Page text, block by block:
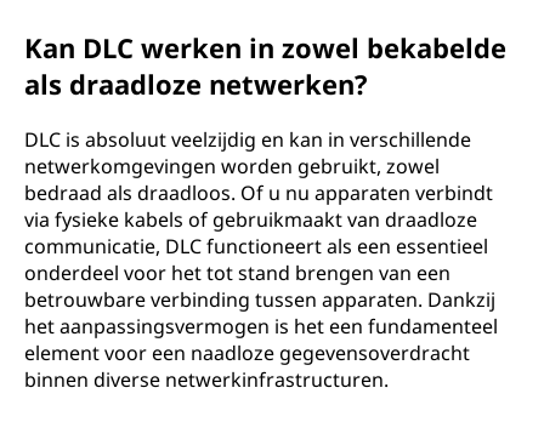
Kan DLC werken in zowel bekabelde
als draadloze netwerken?
DLC is absoluut veelzijdig en kan in verschillende
netwerkomgevingen worden gebruikt, zowel
bedraad als draadloos. Of u nu apparaten verbindt
via fysieke kabels of gebruikmaakt van draadloze
communicatie, DLC functioneert als een essentieel
onderdeel voor het tot stand brengen van een
betrouwbare verbinding tussen apparaten. Dankzij
het aanpassingsvermogen is het een fundamenteel
element voor een naadloze gegevensoverdracht
binnen diverse netwerkinfrastructuren.